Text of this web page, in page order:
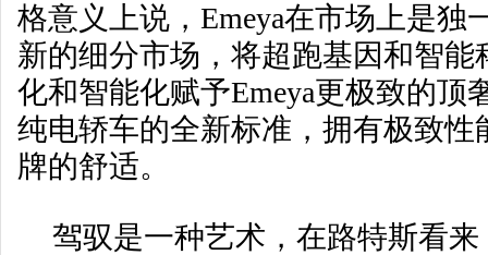
格意义上说，Emeya在市场上是独
新的细分市场，将超跑基因和智能
化和智能化赋予Emeya更极致的顶
纯电轿车的全新标准，拥有极致性
牌的舒适。
驾驭是一种艺术，在路特斯看